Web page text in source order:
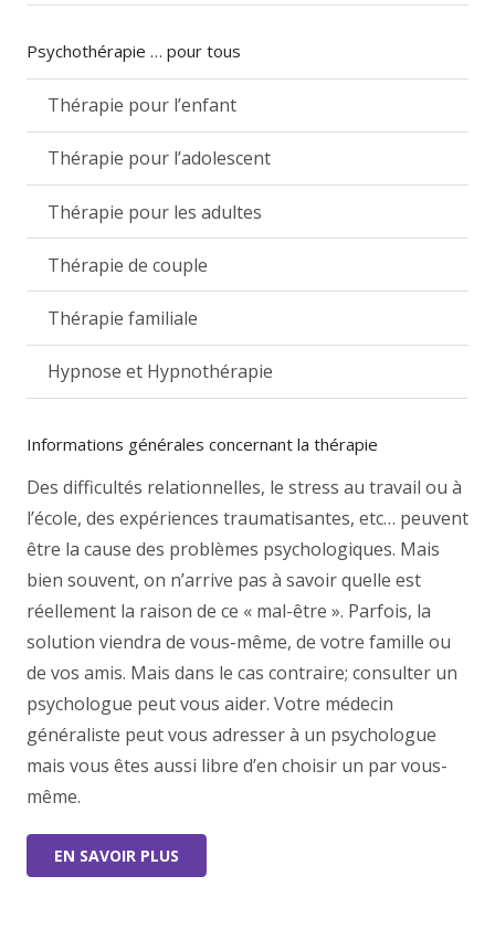
Psychothérapie … pour tous
Thérapie pour l’enfant
Thérapie pour l’adolescent
Thérapie pour les adultes
Thérapie de couple
Thérapie familiale
Hypnose et Hypnothérapie
Informations générales concernant la thérapie
Des difficultés relationnelles, le stress au travail ou à
l’école, des expériences traumatisantes, etc… peuvent
être la cause des problèmes psychologiques. Mais
bien souvent, on n’arrive pas à savoir quelle est
réellement la raison de ce « mal-être ». Parfois, la
solution viendra de vous-même, de votre famille ou
de vos amis. Mais dans le cas contraire; consulter un
psychologue peut vous aider. Votre médecin
généraliste peut vous adresser à un psychologue
mais vous êtes aussi libre d’en choisir un par vous-
même.
EN SAVOIR PLUS